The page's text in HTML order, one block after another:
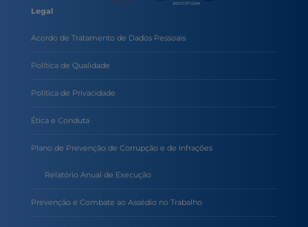
Legal
Acordo de Tratamento de Dados Pessoais
Política de Qualidade
Política de Privacidade
Ética e Conduta
Plano de Prevenção de Corrupção e de Infrações
Relatório Anual de Execução
Prevenção e Combate ao Assédio no Trabalho